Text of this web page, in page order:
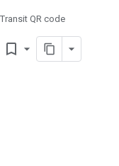
Transit QR code
bookmark_border